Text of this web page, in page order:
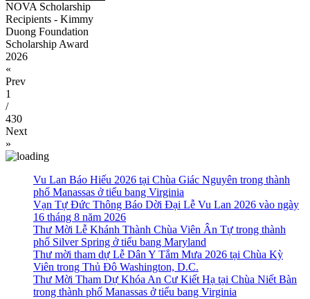
NOVA Scholarship
Recipients - Kimmy
Duong Foundation
Scholarship Award
2026
«
Prev
1
/
430
Next
»
Vu Lan Báo Hiếu 2026 tại Chùa Giác Nguyên trong thành
phố Manassas ở tiểu bang Virginia
Vạn Tự Đức Thông Báo Dời Đại Lễ Vu Lan 2026 vào ngày
16 tháng 8 năm 2026
Thư Mời Lễ Khánh Thành Chùa Viên Ân Tự trong thành
phố Silver Spring ở tiểu bang Maryland
Thư mời tham dự Lễ Dân Y Tắm Mưa 2026 tại Chùa Kỳ
Viên trong Thủ Đô Washington, D.C.
Thư Mời Tham Dự Khóa An Cư Kiết Hạ tại Chùa Niết Bàn
trong thành phố Manassas ở tiểu bang Virginia